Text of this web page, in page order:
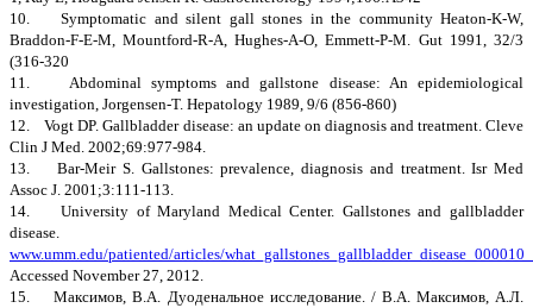
10. Symptomatic and silent gall stones in the community Heaton-K-W,
Braddon-F-E-M, Mountford-R-A, Hughes-A-O, Emmett-P-M. Gut 1991, 32/3
(316-320
11. Abdominal symptoms and gallstone disease: An epidemiological
investigation, Jorgensen-T. Hepatology 1989, 9/6 (856-860)
12. Vogt DP. Gallbladder disease: an update on diagnosis and treatment. Cleve
Clin J Med. 2002;69:977-984.
13. Bar-Meir S. Gallstones: prevalence, diagnosis and treatment. Isr Med
Assoc J. 2001;3:111-113.
14. University of Maryland Medical Center. Gallstones and gallbladder
disease.
www.umm.edu/patiented/articles/
Accessed November 27, 2012.
15. Максимов, В.А. Дуоденальное исследование. / В.А. Максимов, А.Л.